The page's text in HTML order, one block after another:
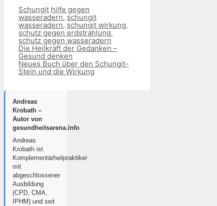
Kategorien
Schungit Schlagwörter
hilfe gegen
wasseradern, schungit
wasseradern, schungit wirkung,
schutz gegen erdstrahlung,
schutz gegen wasseradern
Die Heilkraft der Gedanken –
Gesund denken
Neues Buch über den Schungit-
Stein und die Wirkung
Andreas
Krobath –
Autor von
gesundheitsarena.info
Andreas
Krobath ist
Komplementärheilpraktiker
mit
abgeschlossener
Ausbildung
(CPD, CMA,
IPHM) und seit